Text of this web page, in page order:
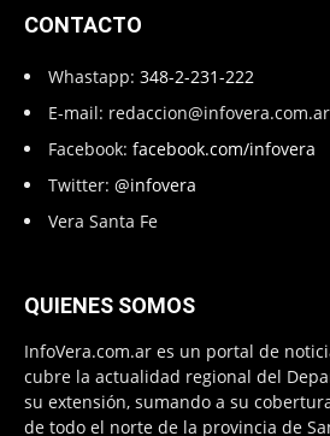
CONTACTO
Whastapp: 348-2-231-222
E-mail: redaccion@infovera.com.ar
Facebook: facebook.com/infovera
Twitter: @infovera
Vera Santa Fe
QUIENES SOMOS
InfoVera.com.ar es un portal de
cubre la actualidad regional del
su extensión, sumando a su
de todo el norte de la provincia de